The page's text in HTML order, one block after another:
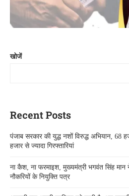
खोजें
Recent Posts
पंजाब सरकार की युद्ध नशों विरुद्ध अभियान,
हजार से ज्यादा गिरफ्तारियां
ना कैश, ना फरमाइश, मुख्यमंत्री भगवंत सिंह मान
नौकरियों के नियुक्ति पत्र